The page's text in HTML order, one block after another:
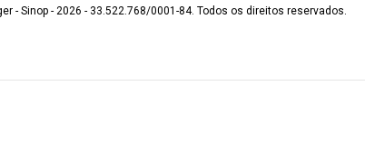
- Sinop - 2026 - 33.522.768/0001-84. Todos os direitos reservados.